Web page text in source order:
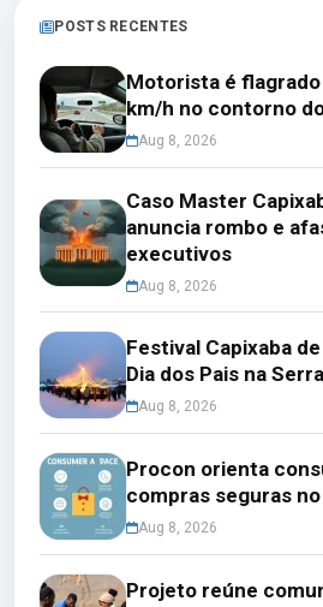
POSTS RECENTES
Motorista é flagrado
km/h no contorno
Aug 8, 2026
Caso Master
anuncia rombo e
executivos
Aug 8, 2026
Festival Capixaba
Dia dos Pais na Serra
Aug 8, 2026
Procon orienta
compras seguras no
Aug 8, 2026
Projeto reúne